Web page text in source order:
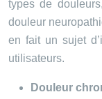
types de
douleur
en fait un sujet
utilisateurs.
Douleur